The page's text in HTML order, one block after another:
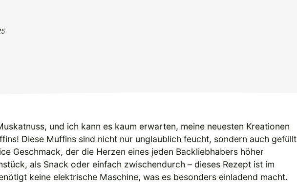
und ich kann es kaum erwarten, meine neuesten Kreationen
Diese Muffins sind nicht nur unglaublich feucht, sondern auch gefüllt
Geschmack, der die Herzen eines jeden Backliebhabers höher
als Snack oder einfach zwischendurch – dieses Rezept ist im
keine elektrische Maschine, was es besonders einladend macht.